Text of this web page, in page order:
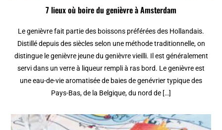
7 lieux où boire du genièvre à Amsterdam
Le genièvre fait partie des boissons préférées des Hollandais.
Distillé depuis des siècles selon une méthode traditionnelle, on
distingue le genièvre jeune du genièvre vieilli. Il est généralement
servi dans un verre à liqueur rempli à ras bord. Le genièvre est
une eau-de-vie aromatisée de baies de genévrier typique des
Pays-Bas, de la Belgique, du nord de […]